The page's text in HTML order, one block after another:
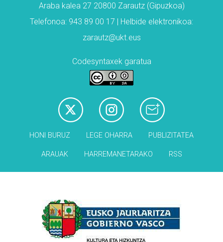
Araba kalea 27 20800 Zarautz (Gipuzkoa)
Telefonoa: 943 89 00 17 | Helbide elektronikoa:
zarautz@ukt.eus
Codesyntaxek garatua
HONI BURUZ LEGE OHARRA PUBLIZITATEA
ARAUAK HARREMANETARAKO RSS